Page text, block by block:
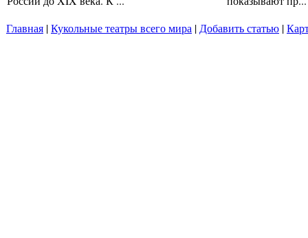
Главная |Кукольные театры всего мира | Добавить статью |